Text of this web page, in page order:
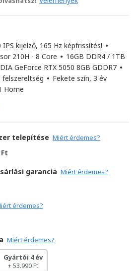
kijelző, 165 Hz képfrissítés! •
210H - 8 Core • 16GB DDR4 / 1TB
GeForce RTX 5050 8GB GDDR7 •
felszereltség • Fekete szín, 3 év
Home
telepítése Miért érdemes?
garancia Miért érdemes?
érdemes?
Miért érdemes?
Gyártói 4 év
+ 53.990 Ft